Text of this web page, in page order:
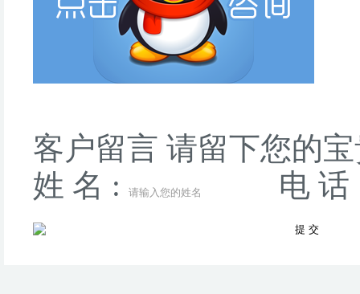
客户留言 请留下您的
姓 名 :
电 话